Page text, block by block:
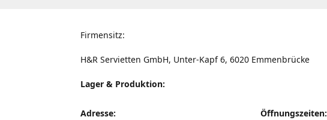
Firmensitz:
H&R Servietten GmbH, Unter-Kapf 6, 6020 Emmenbrücke
Lager & Produktion:
Adresse:
Öffnungszeiten: